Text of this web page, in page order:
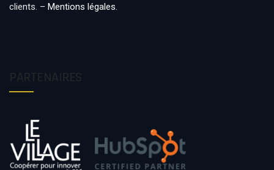
clients. – Mentions légales.